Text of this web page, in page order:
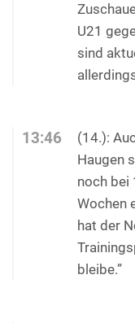
U21
sind
13:46
(14.):
Haugen
noch bei
Wochen
hat der
bleibe.”